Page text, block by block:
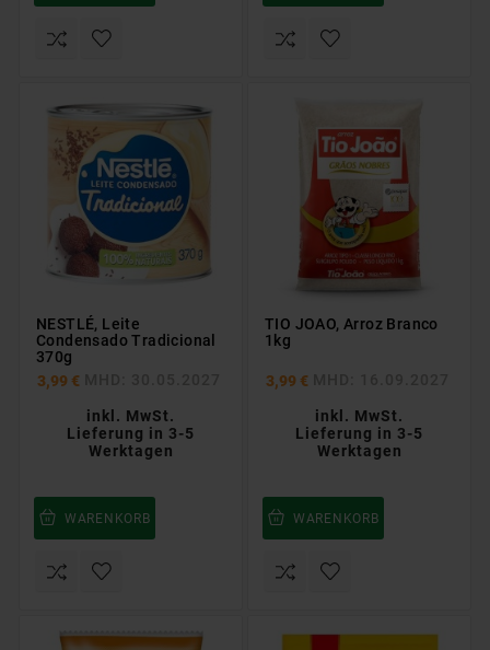
NESTLÉ, Leite
Condensado Tradicional
370g
3,99 €
inkl. MwSt.
Lieferung in 3-5
Werktagen
WARENKORB
TIO JOAO, Arroz Branco
1kg
3,99 €
inkl. MwSt.
Lieferung in 3-5
Werktagen
WARENKORB